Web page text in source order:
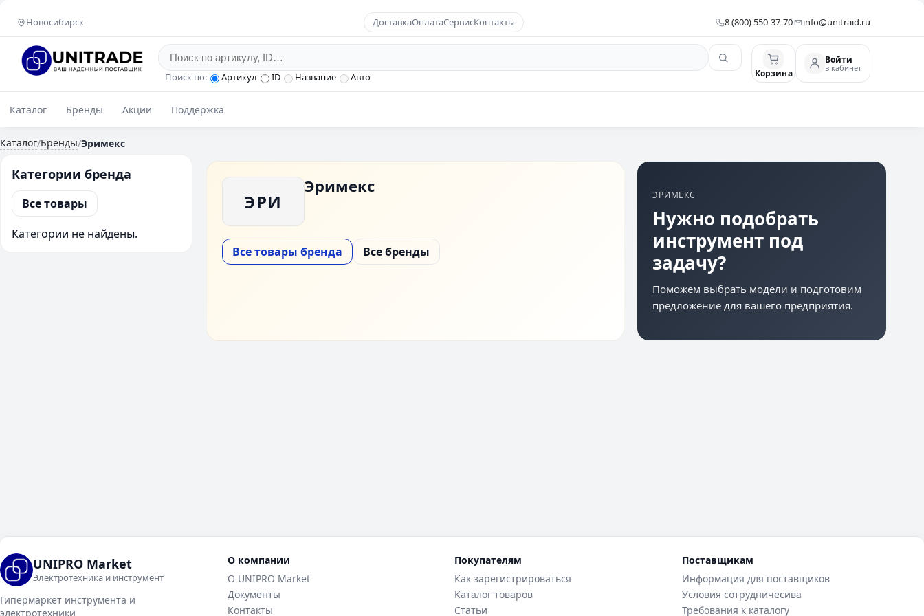
Новосибирск ДоставкаОплатаСервисКонтакты 8 (800) 550-37-70 info@unitraid.ru
Поиск по: Артикул ID Название Авто Корзина
Войти
в кабинет
Каталог Бренды Акции Поддержка
Каталог/Бренды/Эримекс
Категории бренда
Все товары
Категории не найдены.
ЭРИ
Эримекс
Все товары бренда Все бренды
ЭРИМЕКС
Нужно подобрать
инструмент под
задачу?
Поможем выбрать модели и подготовим
предложение для вашего предприятия.
UNIPRO Market
Электротехника и инструмент
Гипермаркет инструмента и
электротехники
О компании
О UNIPRO Market
Документы
Контакты
Покупателям
Как зарегистрироваться
Каталог товаров
Статьи
Поставщикам
Информация для поставщиков
Условия сотрудничесива
Требования к каталогу